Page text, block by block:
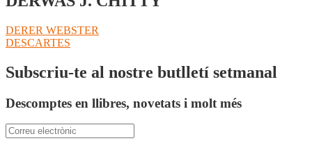
Navegació
d'entrades
Entrada
anterior:
DERER WEBSTER
Pròxima
DESCARTES
Subscriu-te al nostre butlletí setmanal
Descomptes en llibres, novetats i molt més